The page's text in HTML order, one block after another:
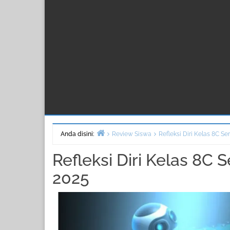
Anda disini:
Review Siswa Refleksi Diri Kelas 8C
Refleksi Diri Kelas 8C
2025